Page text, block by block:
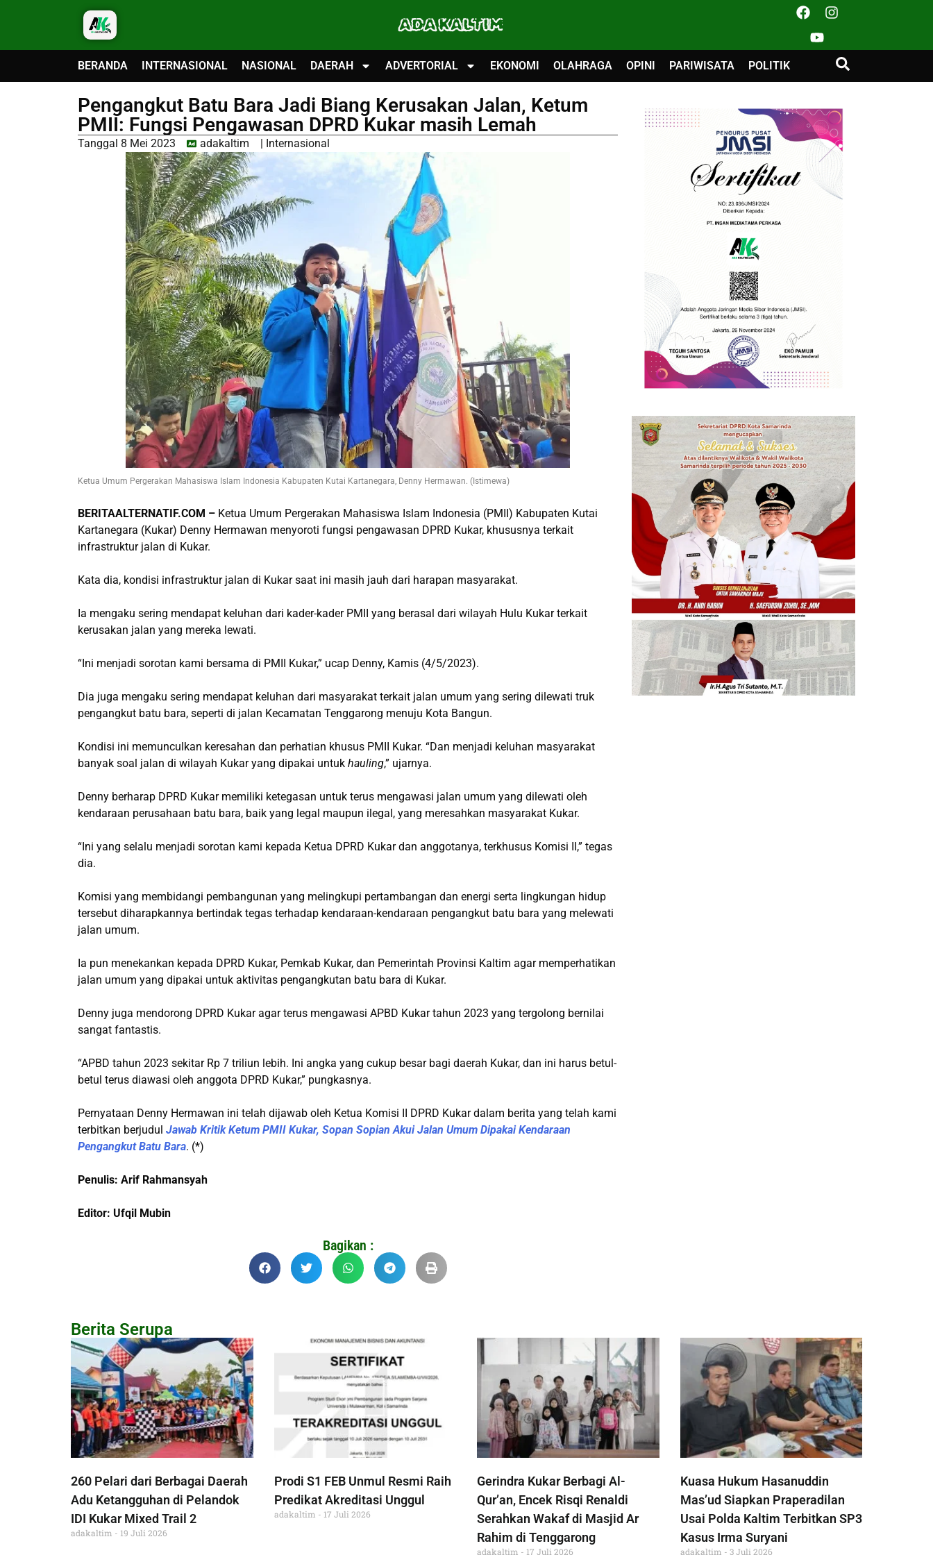
ADA KALTIM
BERANDA INTERNASIONAL NASIONAL DAERAH ADVERTORIAL EKONOMI OLAHRAGA OPINI PARIWISATA POLITIK
Pengangkut Batu Bara Jadi Biang Kerusakan Jalan, Ketum
PMII: Fungsi Pengawasan DPRD Kukar masih Lemah
Tanggal 8 Mei 2023 adakaltim | Internasional
Ketua Umum Pergerakan Mahasiswa Islam Indonesia Kabupaten Kutai Kartanegara, Denny Hermawan. (Istimewa)
BERITAALTERNATIF.COM – Ketua Umum Pergerakan Mahasiswa Islam Indonesia (PMII) Kabupaten Kutai
Kartanegara (Kukar) Denny Hermawan menyoroti fungsi pengawasan DPRD Kukar, khususnya terkait
infrastruktur jalan di Kukar.
Kata dia, kondisi infrastruktur jalan di Kukar saat ini masih jauh dari harapan masyarakat.
Ia mengaku sering mendapat keluhan dari kader-kader PMII yang berasal dari wilayah Hulu Kukar terkait
kerusakan jalan yang mereka lewati.
“Ini menjadi sorotan kami bersama di PMII Kukar,” ucap Denny, Kamis (4/5/2023).
Dia juga mengaku sering mendapat keluhan dari masyarakat terkait jalan umum yang sering dilewati truk
pengangkut batu bara, seperti di jalan Kecamatan Tenggarong menuju Kota Bangun.
Kondisi ini memunculkan keresahan dan perhatian khusus PMII Kukar. “Dan menjadi keluhan masyarakat
banyak soal jalan di wilayah Kukar yang dipakai untuk hauling,” ujarnya.
Denny berharap DPRD Kukar memiliki ketegasan untuk terus mengawasi jalan umum yang dilewati oleh
kendaraan perusahaan batu bara, baik yang legal maupun ilegal, yang meresahkan masyarakat Kukar.
“Ini yang selalu menjadi sorotan kami kepada Ketua DPRD Kukar dan anggotanya, terkhusus Komisi II,” tegas
dia.
Komisi yang membidangi pembangunan yang melingkupi pertambangan dan energi serta lingkungan hidup
tersebut diharapkannya bertindak tegas terhadap kendaraan-kendaraan pengangkut batu bara yang melewati
jalan umum.
Ia pun menekankan kepada DPRD Kukar, Pemkab Kukar, dan Pemerintah Provinsi Kaltim agar memperhatikan
jalan umum yang dipakai untuk aktivitas pengangkutan batu bara di Kukar.
Denny juga mendorong DPRD Kukar agar terus mengawasi APBD Kukar tahun 2023 yang tergolong bernilai
sangat fantastis.
“APBD tahun 2023 sekitar Rp 7 triliun lebih. Ini angka yang cukup besar bagi daerah Kukar, dan ini harus betul-
betul terus diawasi oleh anggota DPRD Kukar,” pungkasnya.
Pernyataan Denny Hermawan ini telah dijawab oleh Ketua Komisi II DPRD Kukar dalam berita yang telah kami
terbitkan berjudul Jawab Kritik Ketum PMII Kukar, Sopan Sopian Akui Jalan Umum Dipakai Kendaraan
Pengangkut Batu Bara. (*)
Penulis: Arif Rahmansyah
Editor: Ufqil Mubin
Bagikan :
Berita Serupa
260 Pelari dari Berbagai Daerah
Adu Ketangguhan di Pelandok
IDI Kukar Mixed Trail 2
adakaltim 19 Juli 2026
Prodi S1 FEB Unmul Resmi Raih
Predikat Akreditasi Unggul
adakaltim 17 Juli 2026
Gerindra Kukar Berbagi Al-
Qur’an, Encek Risqi Renaldi
Serahkan Wakaf di Masjid Ar
Rahim di Tenggarong
adakaltim 17 Juli 2026
Kuasa Hukum Hasanuddin
Mas’ud Siapkan Praperadilan
Usai Polda Kaltim Terbitkan SP3
Kasus Irma Suryani
adakaltim 3 Juli 2026